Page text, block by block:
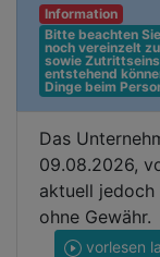
Information
Bitte beachten
noch vereinzelt
sowie
entstehend
Dinge beim
Das
09.08.2026,
aktuell jedoch
ohne Gewähr.
vorlesen